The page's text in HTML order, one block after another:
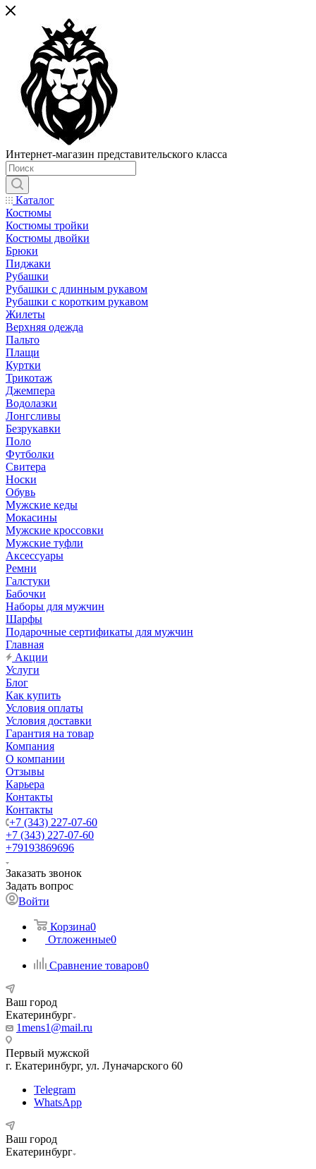
Интернет-магазин представительского класса
Каталог
Костюмы
Костюмы тройки
Костюмы двойки
Брюки
Пиджаки
Рубашки
Рубашки с длинным рукавом
Рубашки с коротким рукавом
Жилеты
Верхняя одежда
Пальто
Плащи
Куртки
Трикотаж
Джемпера
Водолазки
Лонгсливы
Безрукавки
Поло
Футболки
Свитера
Носки
Обувь
Мужские кеды
Мокасины
Мужские кроссовки
Мужские туфли
Аксессуары
Ремни
Галстуки
Бабочки
Наборы для мужчин
Шарфы
Подарочные сертификаты для мужчин
Главная
Акции
Услуги
Блог
Как купить
Условия оплаты
Условия доставки
Гарантия на товар
Компания
О компании
Отзывы
Карьера
Контакты
Контакты
+7 (343) 227-07-60
+7 (343) 227-07-60
+79193869696
Заказать звонок
Задать вопрос
Войти
Корзина0
Отложенные0
Сравнение товаров0
Ваш город
Екатеринбург
1mens1@mail.ru
Первый мужской
г. Екатеринбург, ул. Луначарского 60
Telegram
WhatsApp
Ваш город
Екатеринбург